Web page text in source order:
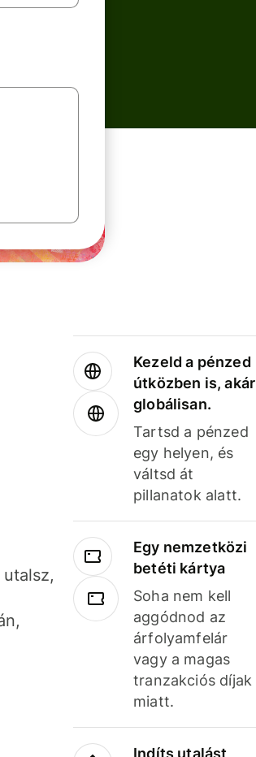
Kezeld a pénzed
útközben is, akár
globálisan.
Tartsd a pénzed
egy helyen, és
váltsd át
pillanatok alatt.
Egy nemzetközi
betéti kártya
Soha nem kell
aggódnod az
árfolyamfelár
vagy a magas
tranzakciós díjak
miatt.
Indíts utalást